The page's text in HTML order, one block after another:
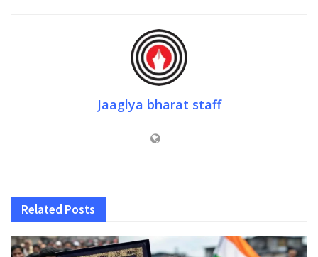
Jaaglya bharat staff
Related Posts